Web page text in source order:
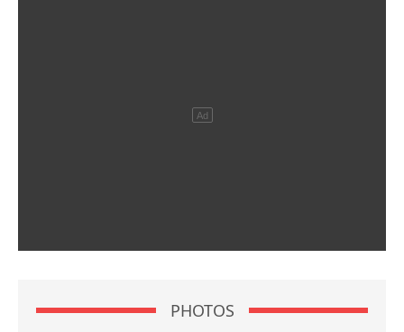
PHOTOS